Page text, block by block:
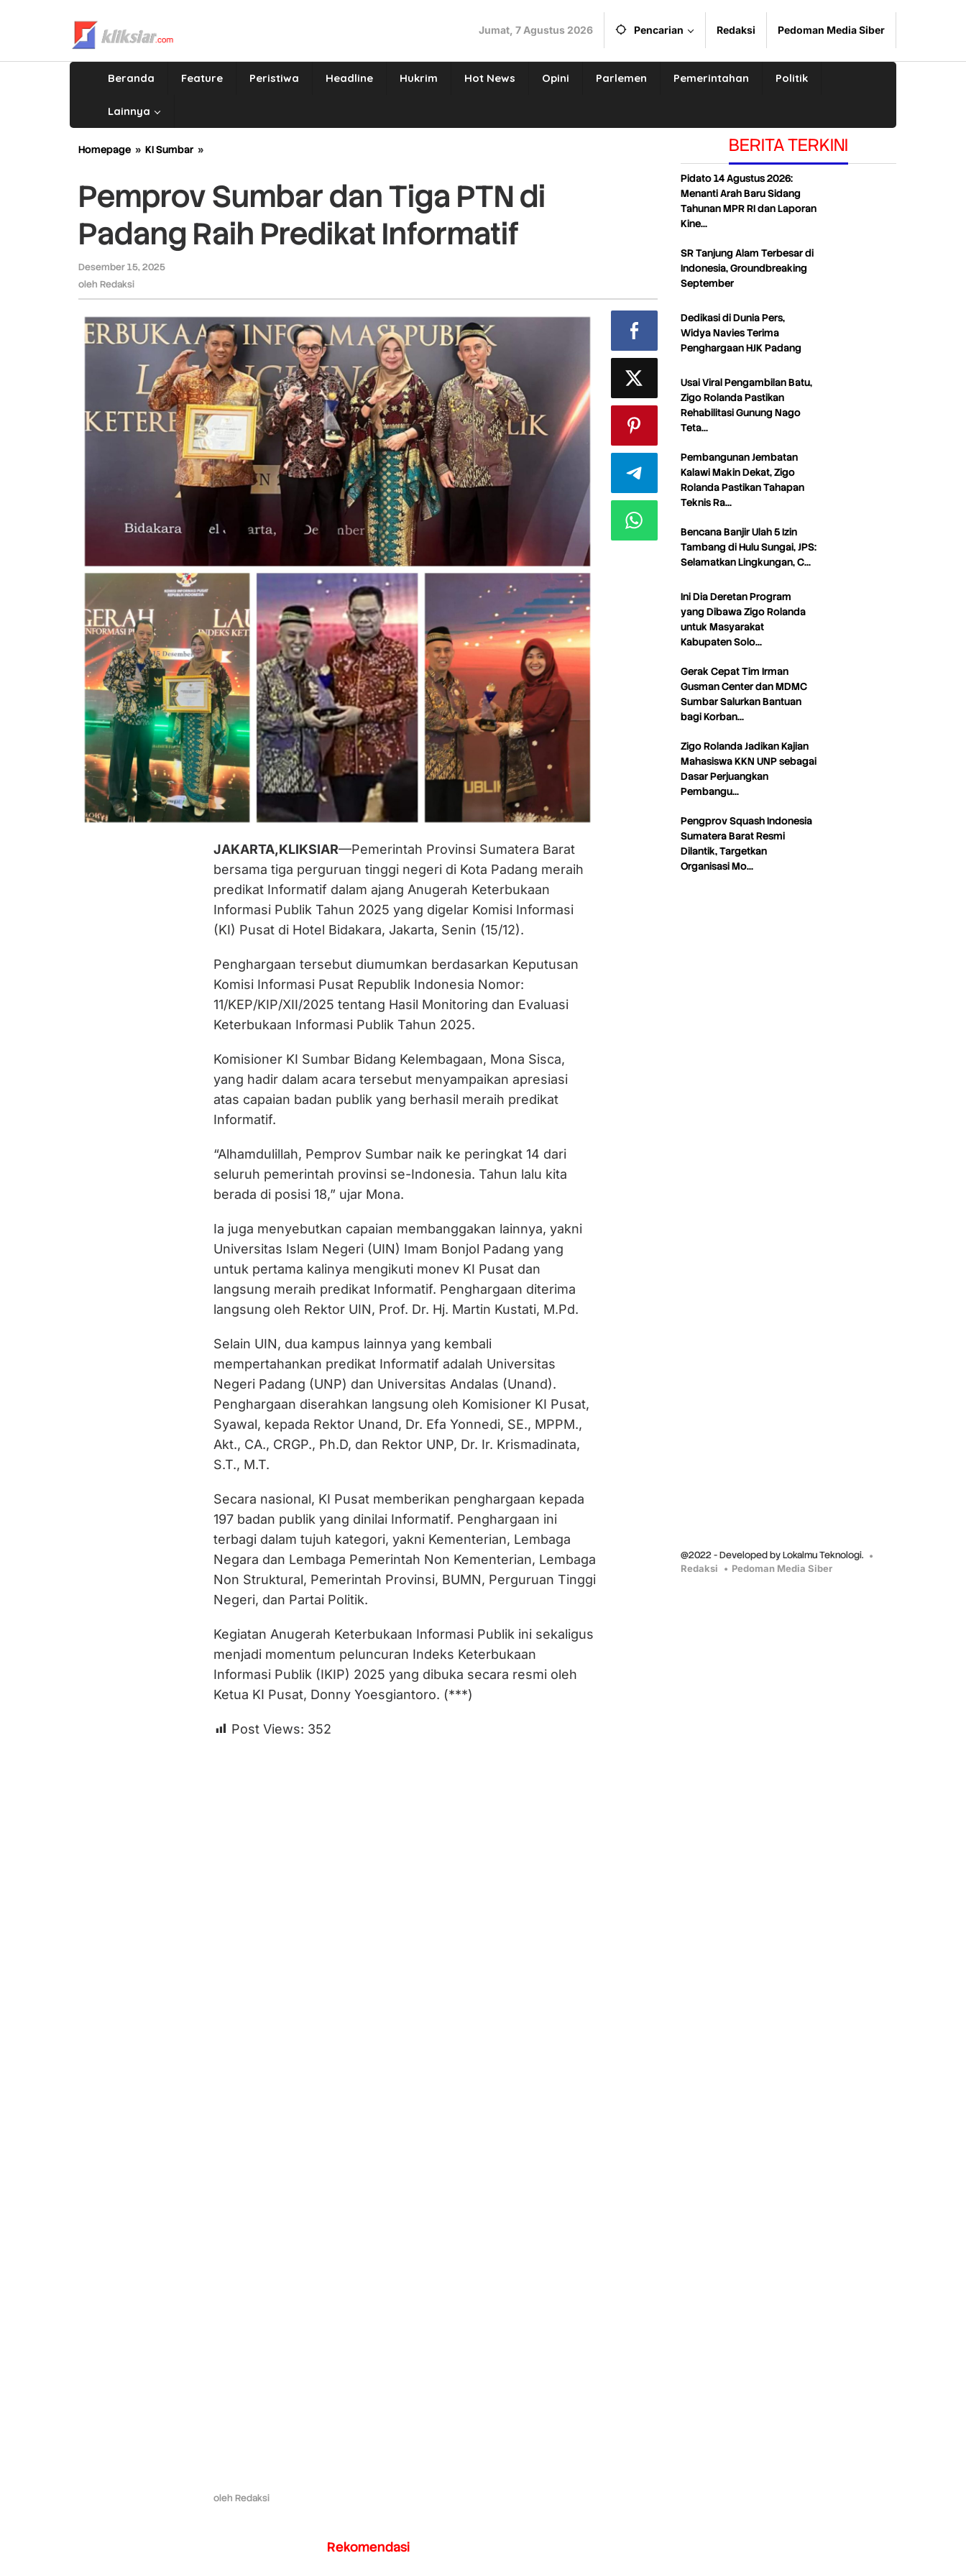
Jumat, 7 Agustus 2026 Pencarian Redaksi Pedoman Media Siber
Beranda Feature Peristiwa Headline Hukrim Hot News Opini Parlemen Pemerintahan Politik
Lainnya
Homepage » KI Sumbar »
Tiga
PTN
di
Padang
Pemprov Sumbar dan Tiga PTN di
Padang Raih Predikat Informatif
Desember 15, 2025
oleh Redaksi
JAKARTA,KLIKSIAR—Pemerintah Provinsi Sumatera Barat
bersama tiga perguruan tinggi negeri di Kota Padang meraih
predikat Informatif dalam ajang Anugerah Keterbukaan
Informasi Publik Tahun 2025 yang digelar Komisi Informasi
(KI) Pusat di Hotel Bidakara, Jakarta, Senin (15/12).
Penghargaan tersebut diumumkan berdasarkan Keputusan
Komisi Informasi Pusat Republik Indonesia Nomor:
11/KEP/KIP/XII/2025 tentang Hasil Monitoring dan Evaluasi
Keterbukaan Informasi Publik Tahun 2025.
Komisioner KI Sumbar Bidang Kelembagaan, Mona Sisca,
yang hadir dalam acara tersebut menyampaikan apresiasi
atas capaian badan publik yang berhasil meraih predikat
Informatif.
“Alhamdulillah, Pemprov Sumbar naik ke peringkat 14 dari
seluruh pemerintah provinsi se-Indonesia. Tahun lalu kita
berada di posisi 18,” ujar Mona.
Ia juga menyebutkan capaian membanggakan lainnya, yakni
Universitas Islam Negeri (UIN) Imam Bonjol Padang yang
untuk pertama kalinya mengikuti monev KI Pusat dan
langsung meraih predikat Informatif. Penghargaan diterima
langsung oleh Rektor UIN, Prof. Dr. Hj. Martin Kustati, M.Pd.
Selain UIN, dua kampus lainnya yang kembali
mempertahankan predikat Informatif adalah Universitas
Negeri Padang (UNP) dan Universitas Andalas (Unand).
Penghargaan diserahkan langsung oleh Komisioner KI Pusat,
Syawal, kepada Rektor Unand, Dr. Efa Yonnedi, SE., MPPM.,
Akt., CA., CRGP., Ph.D, dan Rektor UNP, Dr. Ir. Krismadinata,
S.T., M.T.
Secara nasional, KI Pusat memberikan penghargaan kepada
197 badan publik yang dinilai Informatif. Penghargaan ini
terbagi dalam tujuh kategori, yakni Kementerian, Lembaga
Negara dan Lembaga Pemerintah Non Kementerian, Lembaga
Non Struktural, Pemerintah Provinsi, BUMN, Perguruan Tinggi
Negeri, dan Partai Politik.
Kegiatan Anugerah Keterbukaan Informasi Publik ini sekaligus
menjadi momentum peluncuran Indeks Keterbukaan
Informasi Publik (IKIP) 2025 yang dibuka secara resmi oleh
Ketua KI Pusat, Donny Yoesgiantoro. (***)
Post Views: 352
oleh Redaksi
Rekomendasi
BERITA TERKINI
Pidato 14 Agustus 2026:
Menanti Arah Baru Sidang
Tahunan MPR RI dan Laporan
Kine…
SR Tanjung Alam Terbesar di
Indonesia, Groundbreaking
September
Dedikasi di Dunia Pers,
Widya Navies Terima
Penghargaan HJK Padang
Usai Viral Pengambilan Batu,
Zigo Rolanda Pastikan
Rehabilitasi Gunung Nago
Teta…
Pembangunan Jembatan
Kalawi Makin Dekat, Zigo
Rolanda Pastikan Tahapan
Teknis Ra…
Bencana Banjir Ulah 5 Izin
Tambang di Hulu Sungai, JPS:
Selamatkan Lingkungan, C…
Ini Dia Deretan Program
yang Dibawa Zigo Rolanda
untuk Masyarakat
Kabupaten Solo…
Gerak Cepat Tim Irman
Gusman Center dan MDMC
Sumbar Salurkan Bantuan
bagi Korban…
Zigo Rolanda Jadikan Kajian
Mahasiswa KKN UNP sebagai
Dasar Perjuangkan
Pembangu…
Pengprov Squash Indonesia
Sumatera Barat Resmi
Dilantik, Targetkan
Organisasi Mo…
@2022 - Developed by Lokalmu Teknologi.
Redaksi Pedoman Media Siber